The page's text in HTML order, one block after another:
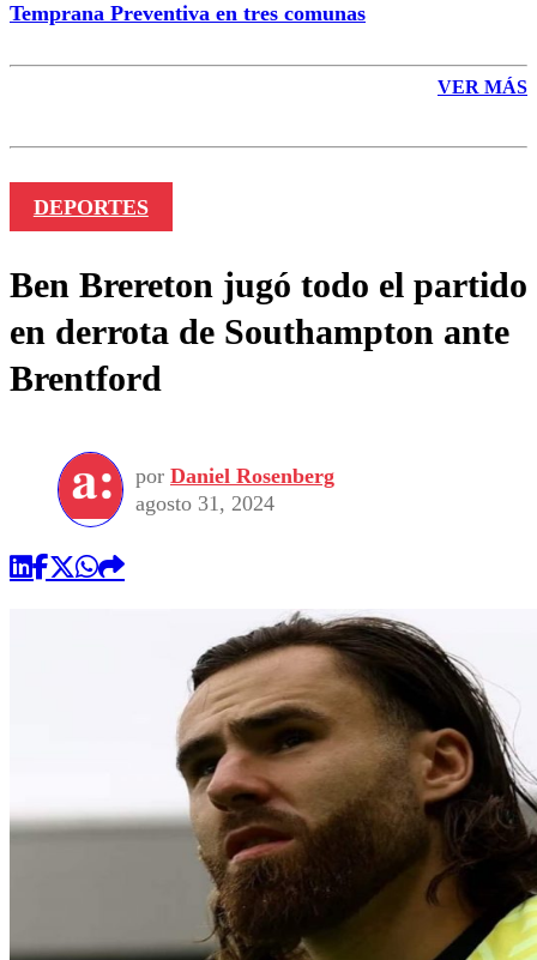
Temprana Preventiva en tres comunas
VER MÁS
DEPORTES
Ben Brereton jugó todo el partido
en derrota de Southampton ante
Brentford
por Daniel Rosenberg
agosto 31, 2024